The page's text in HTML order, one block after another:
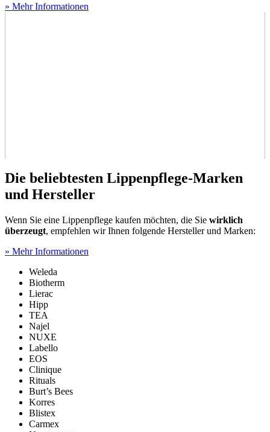
» Mehr Informationen
Die beliebtesten Lippenpflege-Marken
und Hersteller
Wenn Sie eine Lippenpflege kaufen möchten, die Sie wirklich
überzeugt, empfehlen wir Ihnen folgende Hersteller und Marken:
» Mehr Informationen
Weleda
Biotherm
Lierac
Hipp
TEA
Najel
NUXE
Labello
EOS
Clinique
Rituals
Burt’s Bees
Korres
Blistex
Carmex